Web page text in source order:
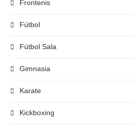
Frontenis
Fútbol
Fútbol Sala
Gimnasia
Karate
Kickboxing